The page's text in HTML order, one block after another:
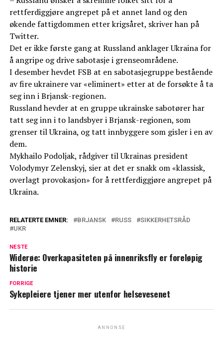
rettferdiggjøre angrepet på et annet land og den
økende fattigdommen etter krigsåret, skriver han på
Twitter.
Det er ikke første gang at Russland anklager Ukraina for
å angripe og drive sabotasje i grenseområdene.
I desember hevdet FSB at en sabotasjegruppe bestående
av fire ukrainere var «eliminert» etter at de forsøkte å ta
seg inn i Brjansk-regionen.
Russland hevder at en gruppe ukrainske sabotører har
tatt seg inn i to landsbyer i Brjansk-regionen, som
grenser til Ukraina, og tatt innbyggere som gisler i en av
dem.
Mykhailo Podoljak, rådgiver til Ukrainas president
Volodymyr Zelenskyj, sier at det er snakk om «klassisk,
overlagt provokasjon» for å rettferdiggjøre angrepet på
Ukraina.
RELATERTE EMNER: BRJANSK RUSS
SIKKERHETSRÅD
UKR
NESTE
Widerøe: Overkapasiteten på innenriksfly er foreløpig
historie
FORRIGE
Sykepleiere tjener mer utenfor helsevesenet
ANNONSE